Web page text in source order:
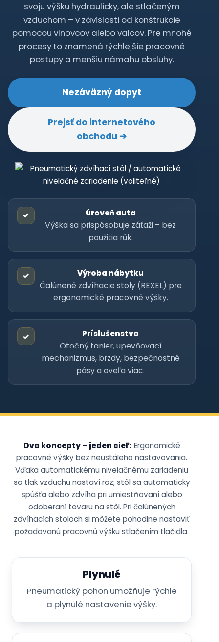
svoju výšku hydraulicky, ale stlačeným
vzduchom – v závislosti od konštrukcie
pomocou vlnovcov alebo valcov. Pre mnohé
procesy to znamená rýchlejšie pracovné
postupy a menšiu námahu obsluhy.
Nezáväzný dopyt
Prejsť do internetového
obchodu ➔
✓
úroveň auta
Výška sa prispôsobuje záťaži – bez
použitia rúk.
✓
Výroba nábytku
Čalúnené zdvíhacie stoly (REXEL) pre
ergonomické pracovné výšky.
✓
Príslušenstvo
Otočný tanier, upevňovací
mechanizmus, brzdy, bezpečnostné
pásy a oveľa viac.
Dva koncepty – jeden cieľ: Ergonomické
pracovné výšky bez neustáleho nastavovania.
Vďaka automatickému nivelačnému zariadeniu
sa tlak vzduchu nastaví raz; stôl sa automaticky
spúšťa alebo zdvíha pri umiestňovaní alebo
odoberaní tovaru na stôl. Pri čalúnených
zdvíhacích stoloch si môžete pohodlne nastaviť
požadovanú pracovnú výšku stlačením tlačidla.
Plynulé
Pneumatický pohon umožňuje rýchle
a plynulé nastavenie výšky.